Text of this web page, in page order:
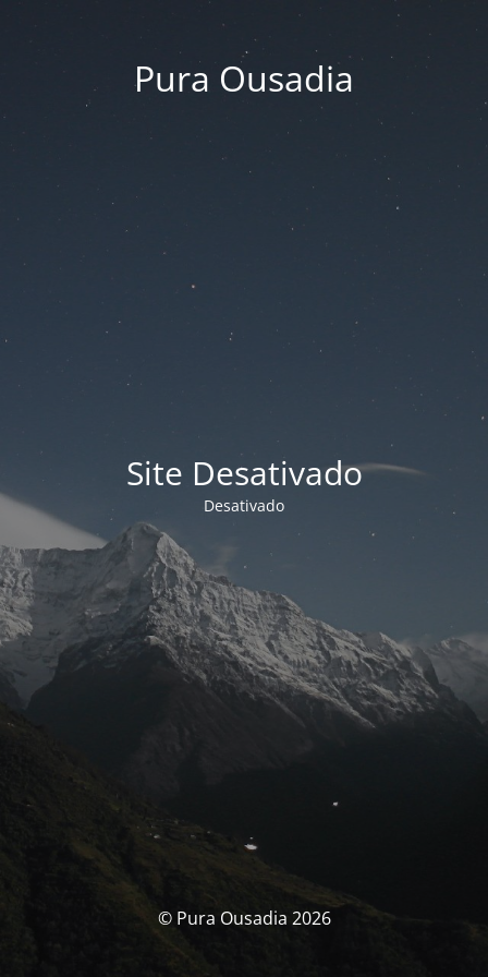
Pura Ousadia
Site Desativado
Desativado
© Pura Ousadia 2026